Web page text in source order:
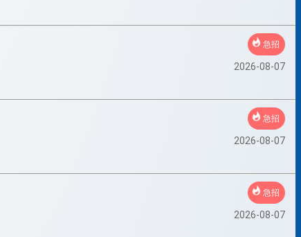
急招
2026-08-07
急招
2026-08-07
急招
2026-08-07